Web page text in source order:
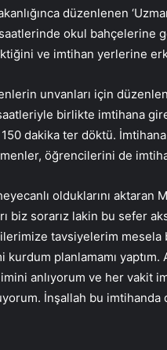
düzenlenen
okul
ve imtihan yerlerine
unvanları için
saatleriyle birlikte imtihana
dakika ter döktü.
öğrencilerini de
olduklarını
biz sorarız lakin bu sefer
tavsiyelerim
kurdum planlamamı
anlıyorum ve her vakit
İnşallah bu